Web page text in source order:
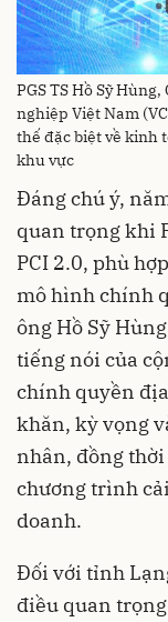
PGS TS Hồ Sỹ
nghiệp Việt Nam
thế đặc biệt về kinh
khu vực
Đáng chú ý,
quan trọng khi
PCI 2.0, phù
mô hình chính
ông Hồ Sỹ
tiếng nói của
chính quyền
khăn, kỳ vọng
nhân, đồng thời
chương trình
doanh.
Đối với tỉnh
điều quan